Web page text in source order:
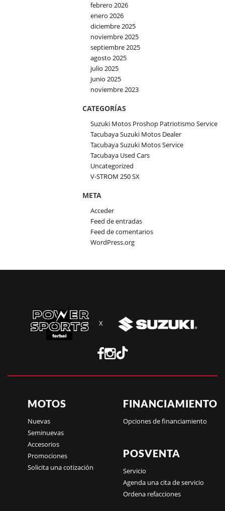
febrero 2026
enero 2026
diciembre 2025
noviembre 2025
septiembre 2025
agosto 2025
julio 2025
junio 2025
noviembre 2023
CATEGORÍAS
Suzuki Motos Proshop Patriotismo Service
Tacubaya Suzuki Motos Dealer
Tacubaya Suzuki Motos Service
Tacubaya Used Cars
Uncategorized
V-STROM 250 SX
META
Acceder
Feed de entradas
Feed de comentarios
WordPress.org
X
MOTOS
Nuevas
Seminuevas
Accesorios
Promociones
Solicita una cotización
FINANCIAMIENTO
Opciones de financiamiento
POSVENTA
Servicio
Agenda una cita de servicio
Ordena refacciones